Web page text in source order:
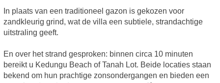
In plaats van een traditioneel gazon is gekozen voor
zandkleurig grind, wat de villa een subtiele, strandachtige
uitstraling geeft.
En over het strand gesproken: binnen circa 10 minuten
bereikt u Kedungu Beach of Tanah Lot. Beide locaties staan
bekend om hun prachtige zonsondergangen en bieden een